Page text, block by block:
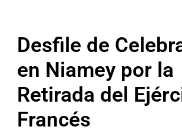
Desfile de
en Niamey por la
Retirada del
Francés